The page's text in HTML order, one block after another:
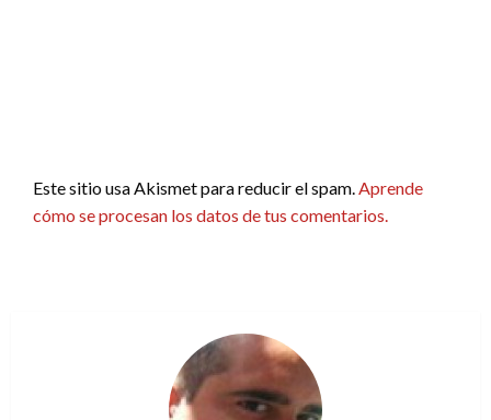
Este sitio usa Akismet para reducir el spam.Aprende
cómo se procesan los datos de tus comentarios.